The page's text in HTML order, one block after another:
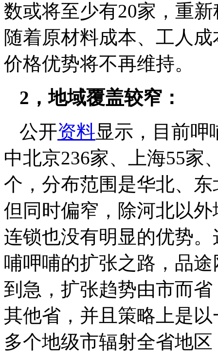
数或将至少有20家，重
随着原材料成本、工人
价格优势将不再维持。
2，地域覆盖较窄：
公开资料显示，目前呷
中北京236家、上海55家
个，分布范围是华北、
但同时偏窄，除河北以
连锁也没有明显的优势
哺呷哺的扩张之路，品
到急，扩张趋势由市而
其他省，并且策略上是
多个地级市辐射全省地